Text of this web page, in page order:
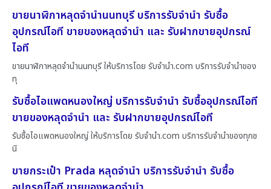
ขายนาฬิกาหลุดจำนำนนทบุรี บริการรับจำนำ รับซื้อ
อุปกรณ์ไอที ขายของหลุดจำนำ และ รับฝากขายอุปกรณ์
ไอที
ขายนาฬิกาหลุดจำนำนนทบุรี ให้บริการโดย รับจํานํา.com บริการรับจำนำของ
ทุ
รับซื้อไอแพดหนองใหญ่ บริการรับจำนำ รับซื้ออุปกรณ์ไอที
ขายของหลุดจำนำ และ รับฝากขายอุปกรณ์ไอที
รับซื้อไอแพดหนองใหญ่ ให้บริการโดย รับจํานํา.com บริการรับจำนำของทุกช
นิ
ขายกระเป๋า Prada หลุดจำนำ บริการรับจำนำ รับซื้อ